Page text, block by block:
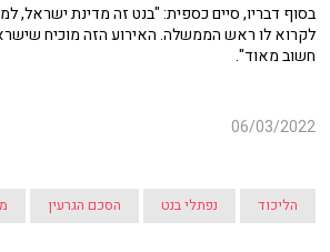
בסוף דבריו, סיים כספית: "בנט זה מדינת
לקרוא לו ראש הממשלה. האירוע הזה מוכיח
חשוב מאוד".
06/03/2022
הליכוד נפתלי בנט הסכם הגרעין